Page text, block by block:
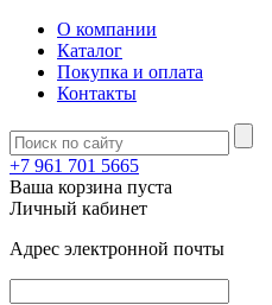
О компании
Каталог
Покупка и оплата
Контакты
+7 961 701 5665
Ваша корзина пуста
Личный кабинет
Адрес электронной почты